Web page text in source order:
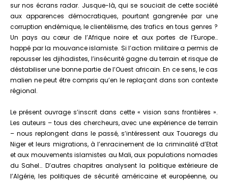
pour
mieux
dessiner
l'avenir
sur nos écrans radar. Jusque-là, qui se souciait de cette société
aux apparences démocratiques, pourtant gangrenée par une
corruption endémique, le clientélisme, des trafics en tous genres ?
Un pays au cœur de l’Afrique noire et aux portes de l’Europe…
happé par la mouvance islamiste. Si l’action militaire a permis de
repousser les djihadistes, l’insécurité gagne du terrain et risque de
déstabiliser une bonne partie de l’Ouest africain. En ce sens, le cas
malien ne peut être compris qu’en le replaçant dans son contexte
régional.
Le présent ouvrage s’inscrit dans cette « vision sans frontières ».
Les auteurs – tous des chercheurs, avec une expérience de terrain
– nous replongent dans le passé, s’intéressent aux Touaregs du
Niger et leurs migrations, à l’enracinement de la criminalité d’Etat
et aux mouvements islamistes au Mali, aux populations nomades
du Sahel… D’autres chapitres analysent la politique extérieure de
l’Algérie, les politiques de sécurité américaine et européenne, ou